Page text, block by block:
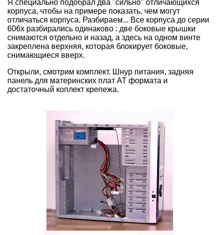
Я специально подобрал два "сильно" отличающихся
корпуса, чтобы на примере показать, чем могут
отличаться корпуса. Разбираем... Все корпуса до серии
606x разбирались одинаково : две боковые крышки
снимаются отдельно и назад, а здесь на одном винте
закреплена верхняя, которая блокирует боковые,
снимающиеся вверх.
Открыли, смотрим комплект. Шнур питания, задняя
панель для материнских плат AT формата и
достаточный коплект крепежа.